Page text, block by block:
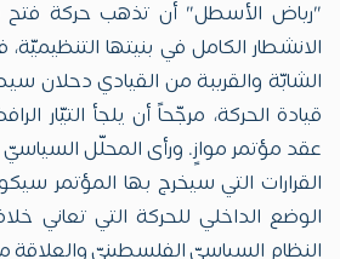
"رياض الأسطل" أن تذهب حركة فتح
الانشطار الكامل في بنيتها
الشابّة والقريبة من القيادي دحلان
قيادة الحركة، مرجّحاً أن يلجأ التيّار
عقد مؤتمر موازٍ. ورأى المحلّل
القرارات التي سيخرج بها المؤتمر
الوضع الداخلي للحركة التي تعاني
النظام السياسيّ الفلسطينيّ والعلاقة